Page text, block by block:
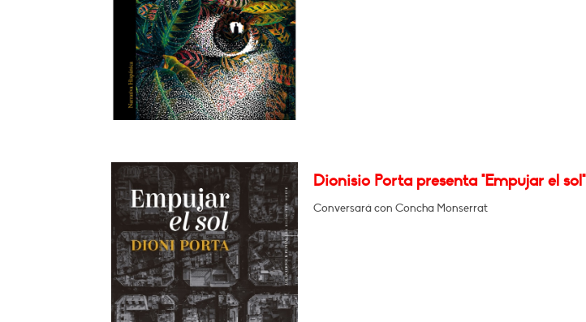
Dionisio Porta presenta "Empujar el sol"
Conversará con Concha Monserrat